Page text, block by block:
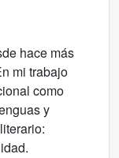
hace más
mi trabajo
como
y